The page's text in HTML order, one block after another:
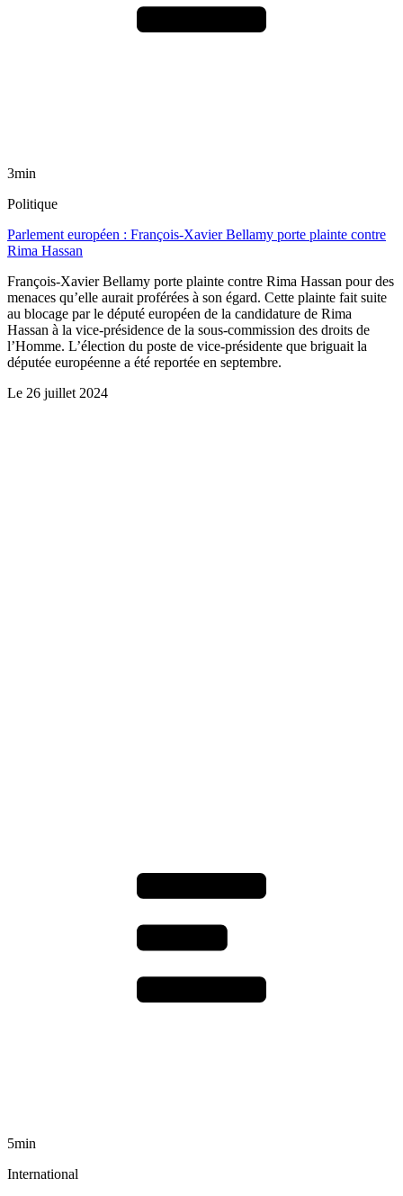
3min
Politique
Parlement européen : François-Xavier Bellamy porte plainte contre
Rima Hassan
François-Xavier Bellamy porte plainte contre Rima Hassan pour des
menaces qu’elle aurait proférées à son égard. Cette plainte fait suite
au blocage par le député européen de la candidature de Rima
Hassan à la vice-présidence de la sous-commission des droits de
l’Homme. L’élection du poste de vice-présidente que briguait la
députée européenne a été reportée en septembre.
Le 26 juillet 2024
5min
International